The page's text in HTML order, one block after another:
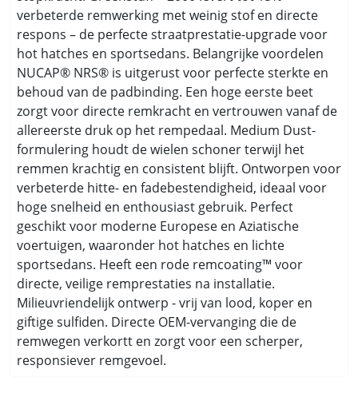
verbeterde remwerking met weinig stof en directe
respons – de perfecte straatprestatie-upgrade voor
hot hatches en sportsedans. Belangrijke voordelen
NUCAP® NRS® is uitgerust voor perfecte sterkte en
behoud van de padbinding. Een hoge eerste beet
zorgt voor directe remkracht en vertrouwen vanaf de
allereerste druk op het rempedaal. Medium Dust-
formulering houdt de wielen schoner terwijl het
remmen krachtig en consistent blijft. Ontworpen voor
verbeterde hitte- en fadebestendigheid, ideaal voor
hoge snelheid en enthousiast gebruik. Perfect
geschikt voor moderne Europese en Aziatische
voertuigen, waaronder hot hatches en lichte
sportsedans. Heeft een rode remcoating™ voor
directe, veilige remprestaties na installatie.
Milieuvriendelijk ontwerp - vrij van lood, koper en
giftige sulfiden. Directe OEM-vervanging die de
remwegen verkortt en zorgt voor een scherper,
responsiever remgevoel.